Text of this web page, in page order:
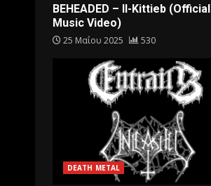
BEHEADED – Il-Kittieb (Official
Music Video)
25 Μαΐου 2025 530
DEATH METAL